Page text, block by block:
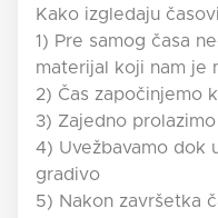
Kako izgledaju
1) Pre samog časa
materijal koji nam je
2) Čas započinjemo
3) Zajedno
4) Uvežbavamo dok
gradivo
5) Nakon završetka